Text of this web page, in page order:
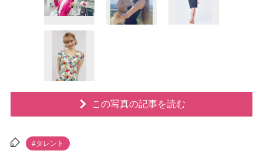
この写真の記事を読む
#タレント